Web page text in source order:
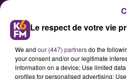
Le respect de votre vie
We and our (447) partnersdo the
your consent and/or our legitimate
information on a device; Use limited
profiles for personalised advertising;